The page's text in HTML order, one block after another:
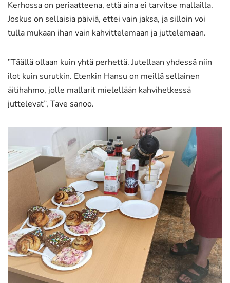
Kerhossa on periaatteena, että aina ei tarvitse mallailla.
Joskus on sellaisia päiviä, ettei vain jaksa, ja silloin voi
tulla mukaan ihan vain kahvittelemaan ja juttelemaan.
”Täällä ollaan kuin yhtä perhettä. Jutellaan yhdessä niin
ilot kuin surutkin. Etenkin Hansu on meillä sellainen
äitihahmo, jolle mallarit mielellään kahvihetkessä
juttelevat”, Tave sanoo.